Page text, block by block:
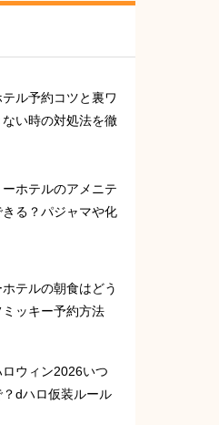
ル予約コツと裏ワ
い時の対処法を徹
ーホテルのアメニテ
きる？パジャマや化
テルの朝食はどう
ッキー予約方法
ウィン2026いつ
dハロ仮装ルール